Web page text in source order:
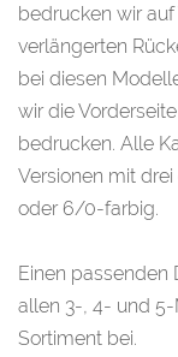
bedrucken wir
verlängerten
bei diesen
wir die
bedrucken. Alle
Versionen mit
oder 6/0-farbig.
Einen passenden
allen 3-, 4- und
Sortiment bei.